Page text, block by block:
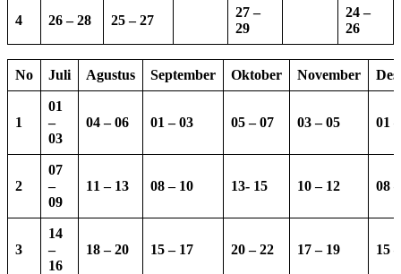
4 26 – 28 25 – 27
27 –
29
24 –
26
No Juli Agustus September Oktober November
1
01
–
03
04 – 06 01 – 03 05 – 07 03 – 05 01
2
07
–
09
11 – 13 08 – 10 13- 15 10 – 12 08
3
14
–
16
18 – 20 15 – 17 20 – 22 17 – 19 15